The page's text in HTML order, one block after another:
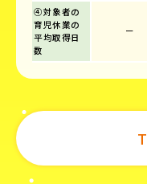
④対象者の
育児休業の
平均取得日
数
ー